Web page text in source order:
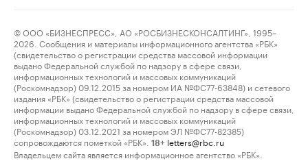
© ООО «БИЗНЕСПРЕСС», АО «РОСБИЗНЕСКОНСАЛТИНГ», 1995–
2026. Сообщения и материалы информационного агентства «РБК»
(свидетельство о регистрации средства массовой информации
выдано Федеральной службой по надзору в сфере связи,
информационных технологий и массовых коммуникаций
(Роскомнадзор) 09.12.2015 за номером ИА №ФС77-63848) и сетевого
издания «РБК» (свидетельство о регистрации средства массовой
информации выдано Федеральной службой по надзору в сфере связи,
информационных технологий и массовых коммуникаций
(Роскомнадзор) 03.12.2021 за номером ЭЛ №ФС77-82385)
сопровождаются пометкой «РБК».
18+ letters@rbc.ru
Владельцем сайта является информационное агентство «РБК».